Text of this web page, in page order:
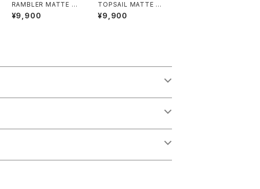
RAMBLER MATTE B
LACK / GRAY
¥9,900
TOPSAIL MATTE BL
ACK / RED MIRROR
¥9,900